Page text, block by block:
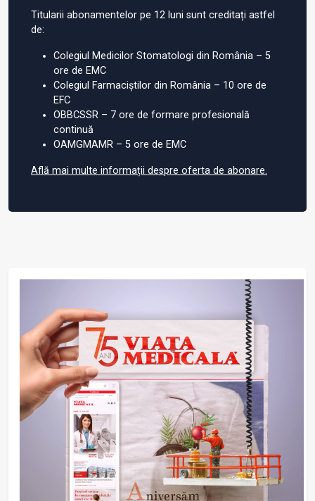
Titularii abonamentelor pe 12 luni sunt creditați astfel
de:
Colegiul Medicilor Stomatologi din România – 5
ore de EMC
Colegiul Farmaciștilor din România – 10 ore de
EFC
OBBCSSR – 7 ore de formare profesională
continuă
OAMGMAMR – 5 ore de EMC
Află mai multe informații despre oferta de abonare.